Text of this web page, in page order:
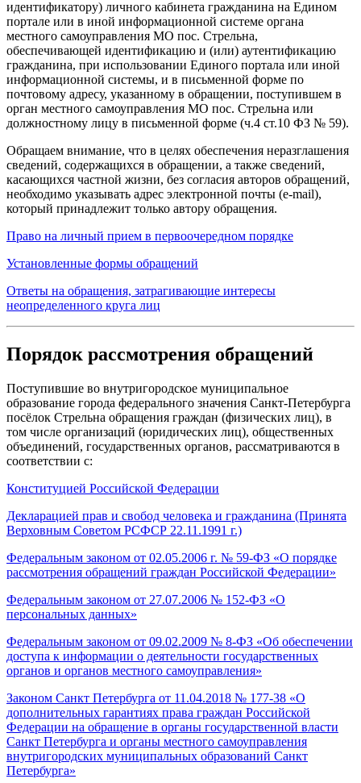
идентификатору) личного кабинета гражданина на Едином
портале или в иной информационной системе органа
местного самоуправления МО пос. Стрельна,
обеспечивающей идентификацию и (или) аутентификацию
гражданина, при использовании Единого портала или иной
информационной системы, и в письменной форме по
почтовому адресу, указанному в обращении, поступившем в
орган местного самоуправления МО пос. Стрельна или
должностному лицу в письменной форме (ч.4 ст.10 ФЗ № 59).
Обращаем внимание, что в целях обеспечения неразглашения
сведений, содержащихся в обращении, а также сведений,
касающихся частной жизни, без согласия авторов обращений,
необходимо указывать адрес электронной почты (e-mail),
который принадлежит только автору обращения.
Право на личный прием в первоочередном порядке
Установленные формы обращений
Ответы на обращения, затрагивающие интересы
неопределенного круга лиц
Порядок рассмотрения обращений
Поступившие во внутригородское муниципальное
образование города федерального значения Санкт-Петербурга
посёлок Стрельна обращения граждан (физических лиц), в
том числе организаций (юридических лиц), общественных
объединений, государственных органов, рассматриваются в
соответствии с:
Конституцией Российской Федерации
Декларацией прав и свобод человека и гражданина (Принята
Верховным Советом РСФСР 22.11.1991 г.)
Федеральным законом от 02.05.2006 г. № 59-ФЗ «О порядке
рассмотрения обращений граждан Российской Федерации»
Федеральным законом от 27.07.2006 № 152-ФЗ «О
персональных данных»
Федеральным законом от 09.02.2009 № 8-ФЗ «Об обеспечении
доступа к информации о деятельности государственных
органов и органов местного самоуправления»
Законом Санкт Петербурга от 11.04.2018 № 177-38 «О
дополнительных гарантиях права граждан Российской
Федерации на обращение в органы государственной власти
Санкт Петербурга и органы местного самоуправления
внутригородских муниципальных образований Санкт
Петербурга»